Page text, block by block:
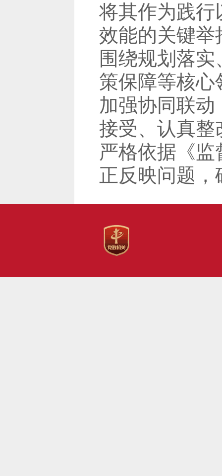
将其作为践行
效能的关键举
围绕规划落
策保障等核
加强协同联
接受、认真整
严格依据《
正反映问题